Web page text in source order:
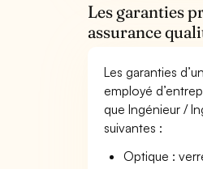
Les garanties
assurance
Les garanties
employé
que Ingénieur /
suivantes :
Optique :